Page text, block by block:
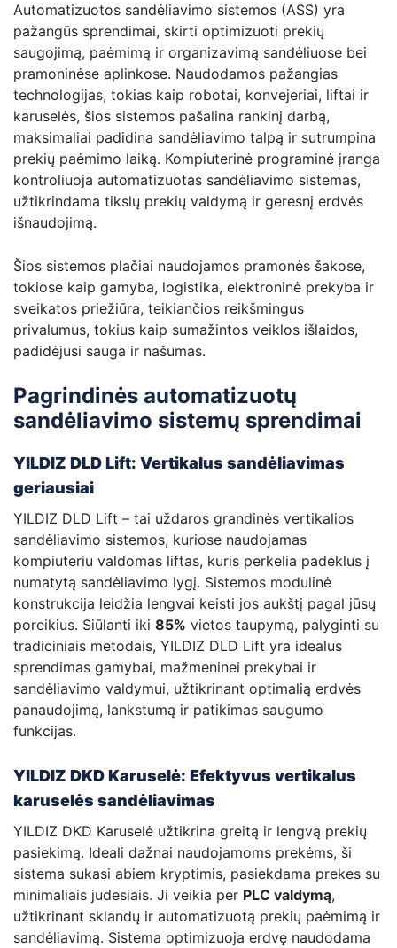
Automatizuotos sandėliavimo sistemos (ASS) yra
pažangūs sprendimai, skirti optimizuoti prekių
saugojimą, paėmimą ir organizavimą sandėliuose bei
pramoninėse aplinkose. Naudodamos pažangias
technologijas, tokias kaip robotai, konvejeriai, liftai ir
karuselės, šios sistemos pašalina rankinį darbą,
maksimaliai padidina sandėliavimo talpą ir sutrumpina
prekių paėmimo laiką. Kompiuterinė programinė įranga
kontroliuoja automatizuotas sandėliavimo sistemas,
užtikrindama tikslų prekių valdymą ir geresnį erdvės
išnaudojimą.
Šios sistemos plačiai naudojamos pramonės šakose,
tokiose kaip gamyba, logistika, elektroninė prekyba ir
sveikatos priežiūra, teikiančios reikšmingus
privalumus, tokius kaip sumažintos veiklos išlaidos,
padidėjusi sauga ir našumas.
Pagrindinės automatizuotų
sandėliavimo sistemų sprendimai
YILDIZ DLD Lift: Vertikalus sandėliavimas
geriausiai
YILDIZ DLD Lift – tai uždaros grandinės vertikalios
sandėliavimo sistemos, kuriose naudojamas
kompiuteriu valdomas liftas, kuris perkelia padėklus į
numatytą sandėliavimo lygį. Sistemos modulinė
konstrukcija leidžia lengvai keisti jos aukštį pagal jūsų
poreikius. Siūlanti iki 85% vietos taupymą, palyginti su
tradiciniais metodais, YILDIZ DLD Lift yra idealus
sprendimas gamybai, mažmeninei prekybai ir
sandėliavimo valdymui, užtikrinant optimalią erdvės
panaudojimą, lankstumą ir patikimas saugumo
funkcijas.
YILDIZ DKD Karuselė: Efektyvus vertikalus
karuselės sandėliavimas
YILDIZ DKD Karuselė užtikrina greitą ir lengvą prekių
pasiekimą. Ideali dažnai naudojamoms prekėms, ši
sistema sukasi abiem kryptimis, pasiekdama prekes su
minimaliais judesiais. Ji veikia per PLC valdymą,
užtikrinant sklandų ir automatizuotą prekių paėmimą ir
sandėliavimą. Sistema optimizuoja erdvę naudodama